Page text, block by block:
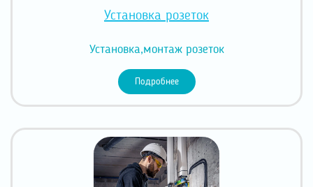
Установка розеток
Установка,монтаж розеток
Подробнее